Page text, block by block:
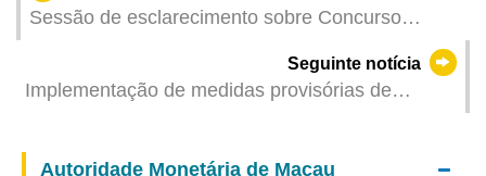
Sessão de esclarecimento sobre Concurso
Público para Bancas no Mercado da Taipa contou
com cerca de 700 participantes, e foi instalado
balcão de consulta dentro mercado
Seguinte notícia
Implementação de medidas provisórias de
Ponte Macau em articulação com a execução da
Autoridade Monetária de Macau